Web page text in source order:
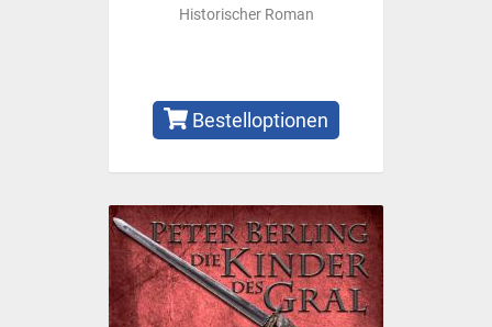
Historischer Roman
Bestelloptionen